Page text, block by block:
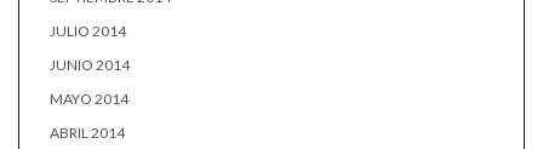
JULIO 2014
JUNIO 2014
MAYO 2014
ABRIL 2014